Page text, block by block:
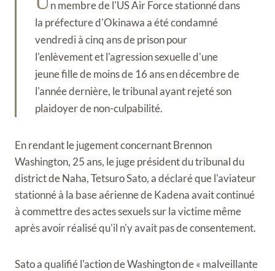
n membre de l'US Air Force stationné dans
la préfecture d'Okinawa a été condamné
vendredi à cinq ans de prison pour
l'enlèvement et l'agression sexuelle d'une
jeune fille de moins de 16 ans en décembre de
l'année dernière, le tribunal ayant rejeté son
plaidoyer de non-culpabilité.
En rendant le jugement concernant Brennon
Washington, 25 ans, le juge président du tribunal du
district de Naha, Tetsuro Sato, a déclaré que l'aviateur
stationné à la base aérienne de Kadena avait continué
à commettre des actes sexuels sur la victime même
après avoir réalisé qu'il n'y avait pas de consentement.
Sato a qualifié l'action de Washington de « malveillante